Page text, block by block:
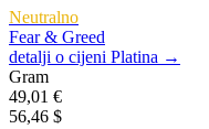
Neutralno
Fear & Greed
detalji o cijeni Platina →
Gram
49,01 €
56,46 $